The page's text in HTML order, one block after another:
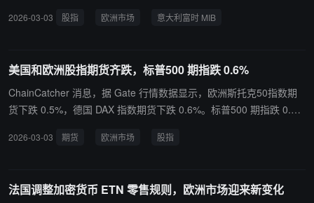
2026-03-03 股指 欧洲市场 意大利富时 MIB
美国和欧洲股指期货齐跌，标普500 期指跌 0.6%
ChainCatcher 消息，据 Gate 行情数据显示，欧洲斯托克50指数期
货下跌 0.5%，德国 DAX 指数期货下跌 0.6%。标普500 期指跌 0.
2026-03-03 期货 欧洲市场 股指
法国调整加密货币 ETN 零售规则，欧洲市场迎来新变化